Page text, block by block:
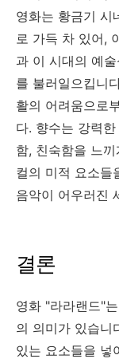
영화는 황금기 시
로 가득 차 있어,
과 이 시대의 예
를 불러일으킵니
활의 어려움으로
다. 향수는 강력
함, 친숙함을 느
컬의 미적 요소들
음악이 어우러진
결론
영화 "라라랜드"
의 의미가 있습니
있는 요소들을 넣